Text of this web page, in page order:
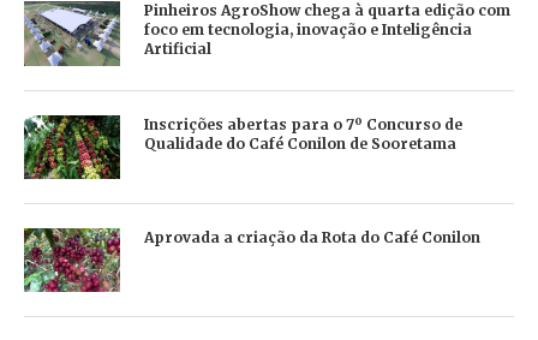
Pinheiros AgroShow chega à quarta edição com
foco em tecnologia, inovação e Inteligência
Artificial
Inscrições abertas para o 7º Concurso de
Qualidade do Café Conilon de Sooretama
Aprovada a criação da Rota do Café Conilon